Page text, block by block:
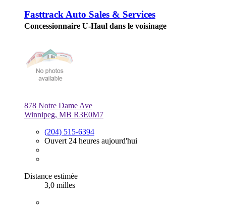
Fasttrack Auto Sales & Services
Concessionnaire U-Haul dans le voisinage
878 Notre Dame Ave
Winnipeg, MB R3E0M7
(204) 515-6394
Ouvert 24 heures aujourd'hui
Distance estimée
3,0 milles